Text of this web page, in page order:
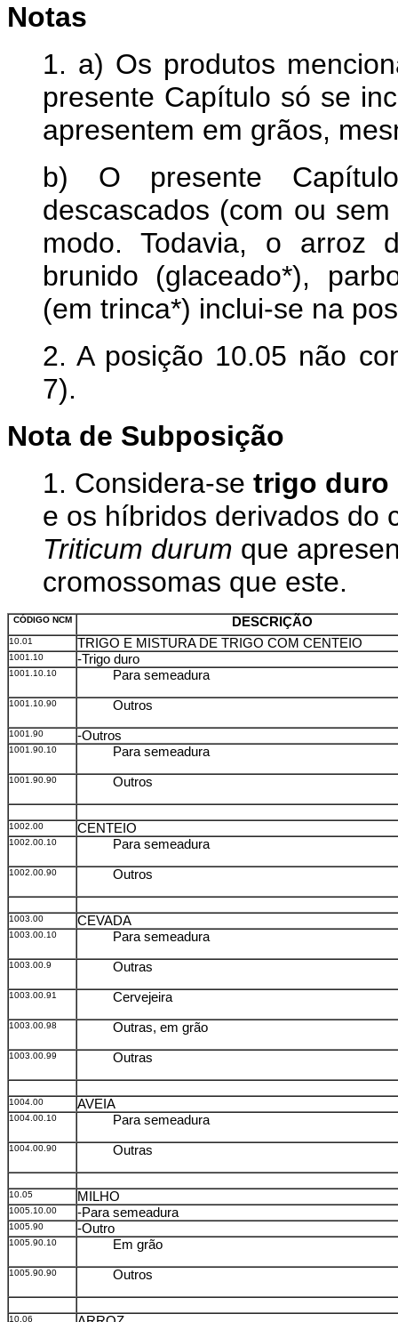
Notas
1. a) Os produtos
presente Capítulo só se
apresentem em grãos,
b) O presente
descascados (com ou
modo. Todavia, o arroz
brunido (glaceado*),
(em trinca*) inclui-se na
2. A posição 10.05 não
7).
Nota de Subposição
1. Considera-se trigo duro
e os híbridos derivados do
Triticum durum que
cromossomas que este.
CÓDIGO NCM DESCRIÇÃO
10.01 TRIGO E MISTURA DE TRIGO COM CENTEIO
1001.10 -Trigo duro
1001.10.10 Para semeadura
1001.10.90 Outros
1001.90 -Outros
1001.90.10 Para semeadura
1001.90.90 Outros
1002.00 CENTEIO
1002.00.10 Para semeadura
1002.00.90 Outros
1003.00 CEVADA
1003.00.10 Para semeadura
1003.00.9 Outras
1003.00.91 Cervejeira
1003.00.98 Outras, em grão
1003.00.99 Outras
1004.00 AVEIA
1004.00.10 Para semeadura
1004.00.90 Outras
10.05 MILHO
1005.10.00 -Para semeadura
1005.90 -Outro
1005.90.10 Em grão
1005.90.90 Outros
10.06